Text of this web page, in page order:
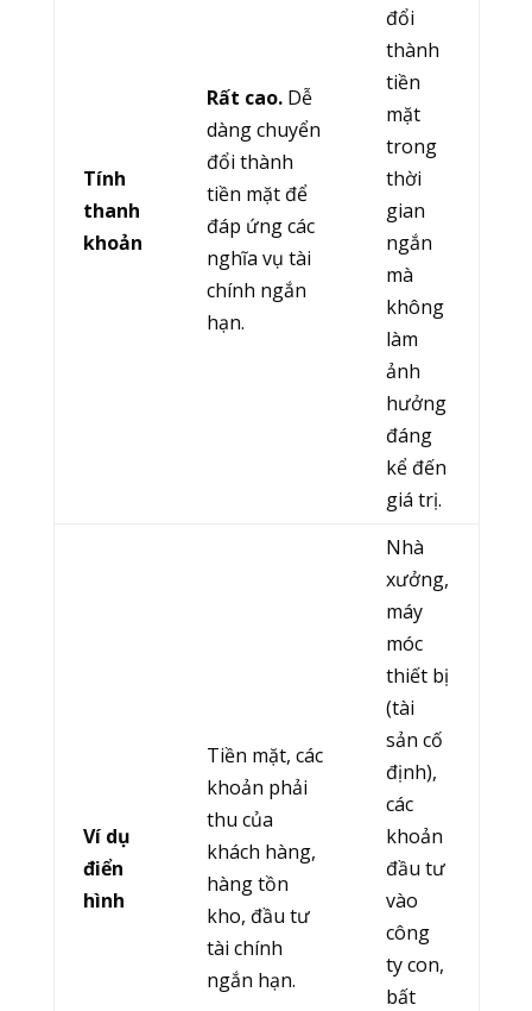
Tính
thanh
khoản
Rất cao.Dễ
dàng chuyển
đổi thành
tiền mặt để
đáp ứng các
nghĩa vụ tài
chính ngắn
hạn.
đổi
thành
tiền
mặt
trong
thời
gian
ngắn
mà
không
làm
ảnh
hưởng
đáng
kể đến
giá trị.
Ví dụ
điển
hình
Tiền mặt, các
khoản phải
thu của
khách hàng,
hàng tồn
kho, đầu tư
tài chính
ngắn hạn.
Nhà
xưởng,
máy
móc
thiết bị
(tài
sản cố
định),
các
khoản
đầu tư
vào
công
ty con,
bất